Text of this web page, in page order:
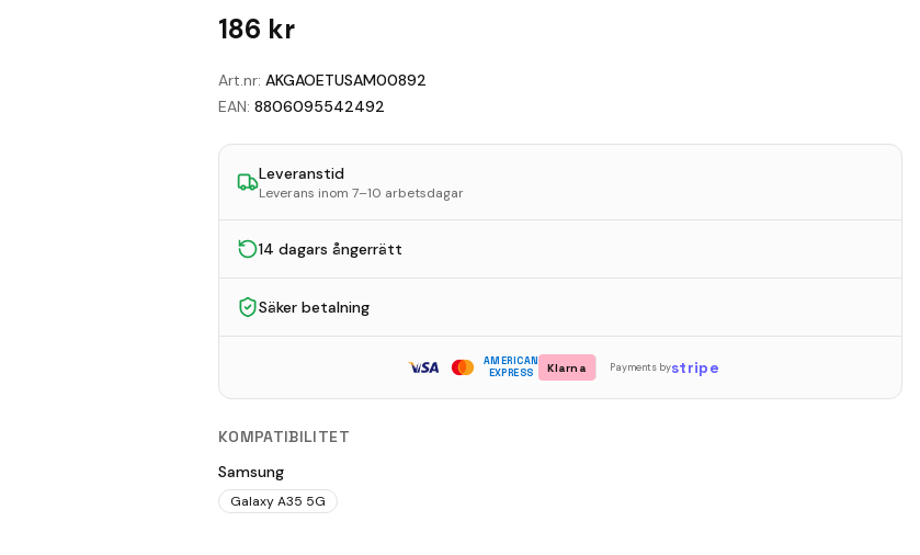
186 kr
Art.nr: AKGAOETUSAM00892
EAN: 8806095542492
Leveranstid
Leverans inom 7–10 arbetsdagar
14 dagars ångerrätt
Säker betalning
AMERICAN
EXPRESS
Klarna Payments bystripe
KOMPATIBILITET
Samsung
Galaxy A35 5G